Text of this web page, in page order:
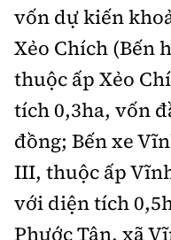
Email:
Cấm sao chép dưới
chấp thuận bằng văn
Thông tin tòa
soạn
vốn dự kiến
Xẻo Chích (Bến
thuộc ấp Xẻo
tích 0,3ha, vốn
đồng; Bến xe
III, thuộc ấp
với diện tích
Phước Tân, xã